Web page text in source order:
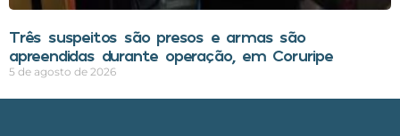
Três suspeitos são presos e armas são
apreendidas durante operação, em Coruripe
5 de agosto de 2026